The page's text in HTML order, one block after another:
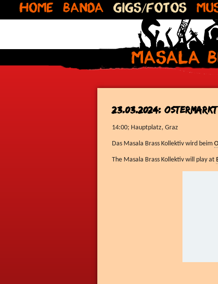
Masala
23.03.2024:
14:00; Hauptplatz, Graz
Das Masala Brass Kollektiv wird beim
The Masala Brass Kollektiv will play at
Home Banda Gigs/Fotos